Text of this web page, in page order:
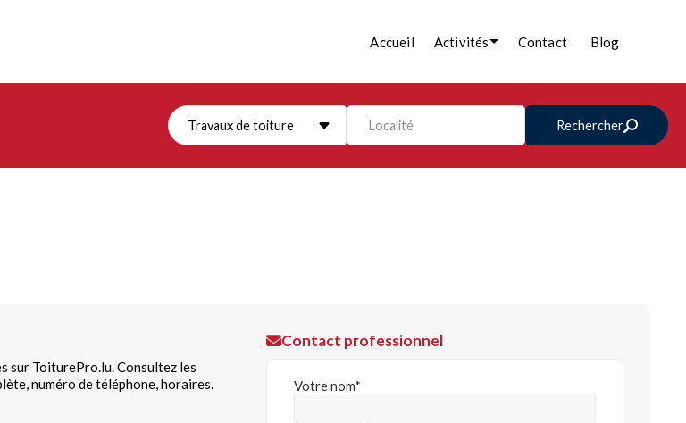
Accueil Activités Contact Blog
Travaux de toiture Localité Rechercher
sur ToiturePro.lu. Consultez les
numéro de téléphone, horaires.
Contact professionnel
Votre nom*